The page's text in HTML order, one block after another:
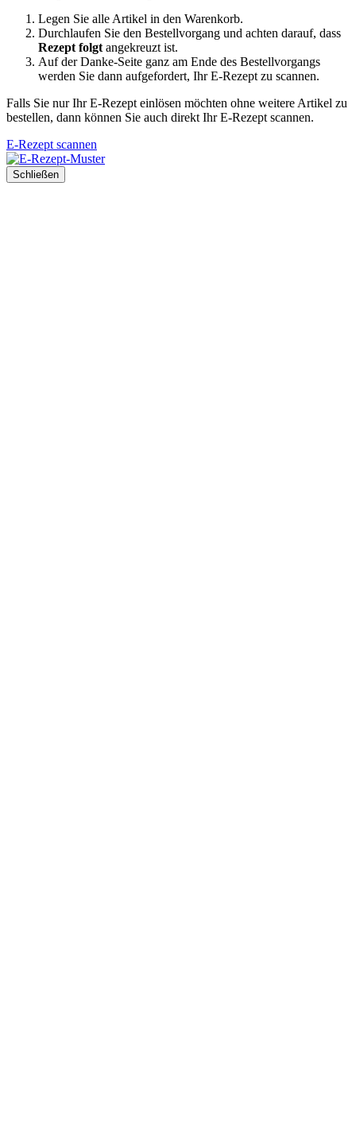
Legen Sie alle Artikel in den Warenkorb.
Durchlaufen Sie den Bestellvorgang und achten darauf, dass
Rezept folgt angekreuzt ist.
Auf der Danke-Seite ganz am Ende des Bestellvorgangs
werden Sie dann aufgefordert, Ihr E-Rezept zu scannen.
Falls Sie nur Ihr E-Rezept einlösen möchten ohne weitere Artikel zu
bestellen, dann können Sie auch direkt Ihr E-Rezept scannen.
E-Rezept scannen
Schließen